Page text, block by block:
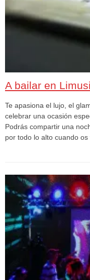
A bailar en
Te apasiona el lujo, el
celebrar una ocasión
Podrás compartir una
por todo lo alto cuando